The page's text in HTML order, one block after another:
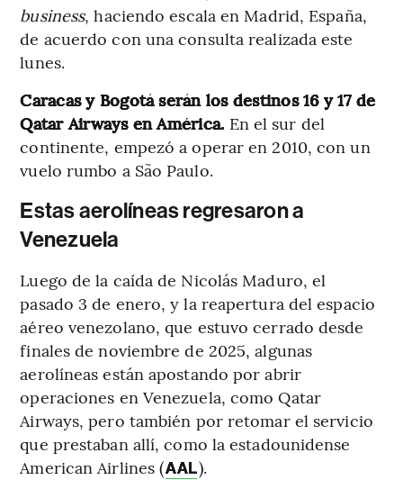
business, haciendo escala en Madrid, España,
de acuerdo con una consulta realizada este
lunes.
Caracas y Bogotá serán los destinos 16 y 17 de
Qatar Airways en América. En el sur del
continente, empezó a operar en 2010, con un
vuelo rumbo a São Paulo.
Estas aerolíneas regresaron a
Venezuela
Luego de la caída de Nicolás Maduro, el
pasado 3 de enero, y la reapertura del espacio
aéreo venezolano, que estuvo cerrado desde
finales de noviembre de 2025, algunas
aerolíneas están apostando por abrir
operaciones en Venezuela, como Qatar
Airways, pero también por retomar el servicio
que prestaban allí, como la estadounidense
American Airlines (AAL).